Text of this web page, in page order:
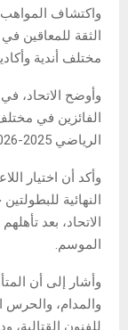
مختلف أندية
وأوضح الاتحاد،
الفائزين في
الرياضي 2025-2026.
وأكد أن اختيار
النهائية
الاتحاد، بعد
الموسم.
وأشار إلى أن
والمدام، والحرس
للفنون القتالية،